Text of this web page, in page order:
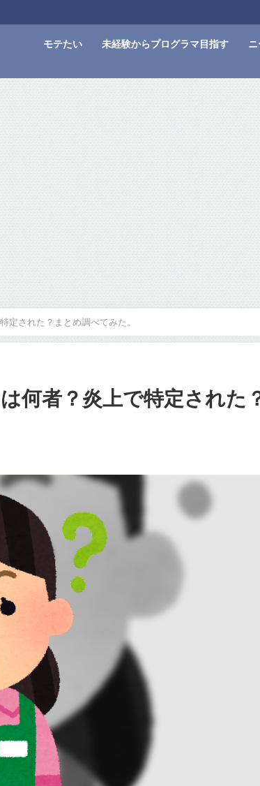
モテたい 未経験からプログラマ目指す ニ
定された？まとめ調べてみた。
何者？炎上で特定された